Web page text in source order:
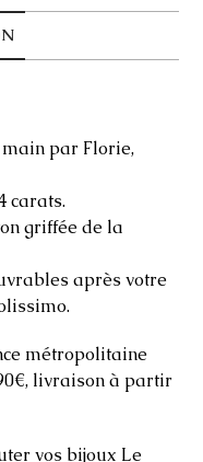
par Florie,
carats.
griffée de la
après votre
métropolitaine
livraison à partir
vos bijoux Le